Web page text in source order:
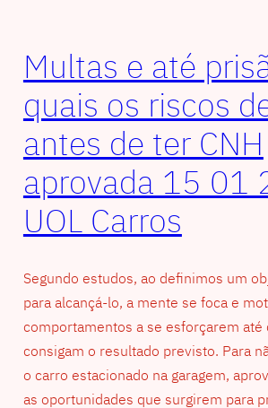
Multas e até
quais os riscos
antes de ter CNH
aprovada 15 01
UOL Carros
Segundo estudos, ao definimos um
para alcançá-lo, a mente se foca e
comportamentos a se esforçarem até
consigam o resultado previsto. Para
o carro estacionado na garagem,
as oportunidades que surgirem para